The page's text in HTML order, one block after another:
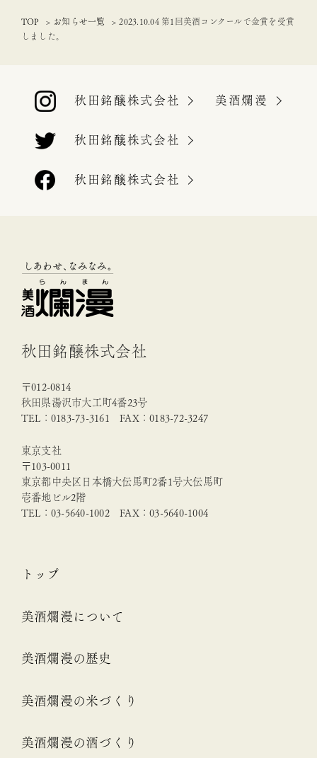
TOP お知らせ一覧
2023.10.04 第1回美酒コンクールで金賞を受賞
しました。
秋田銘醸株式会社 美酒爛漫
秋田銘醸株式会社
秋田銘醸株式会社
秋田銘醸株式会社
〒012-0814
秋田県湯沢市大工町4番23号
TEL：0183-73-3161 FAX：0183-72-3247
東京支社
〒103-0011
東京都中央区日本橋大伝馬町2番1号大伝馬町
壱番地ビル2階
TEL：03-5640-1002 FAX：03-5640-1004
トップ
美酒爛漫について
美酒爛漫の歴史
美酒爛漫の米づくり
美酒爛漫の酒づくり